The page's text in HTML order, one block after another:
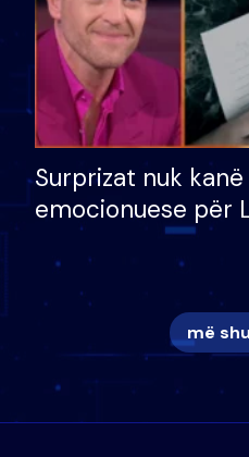
Surprizat nuk
emocionuese për
nëna dhe fëmijët
nuk i mban dot
më